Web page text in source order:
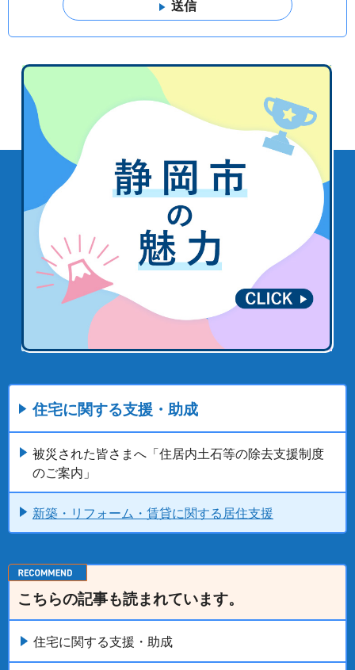
住宅に関する支援・助成
被災された皆さまへ「住居内土石等の除去支援制度
のご案内」
新築・リフォーム・賃貸に関する居住支援
こちらの記事も読まれています。
住宅に関する支援・助成